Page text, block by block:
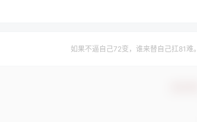
如果不逼自己72变，谁来替自己扛81难。